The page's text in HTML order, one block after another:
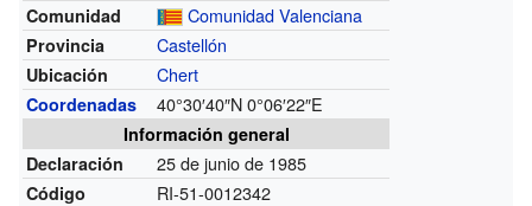
Comunidad Comunidad Valenciana
Provincia Castellón
Ubicación Chert
Coordenadas 40°30′40″N0°06′22″E
Información general
Declaración
25 de junio de 1985
Código RI-51-0012342